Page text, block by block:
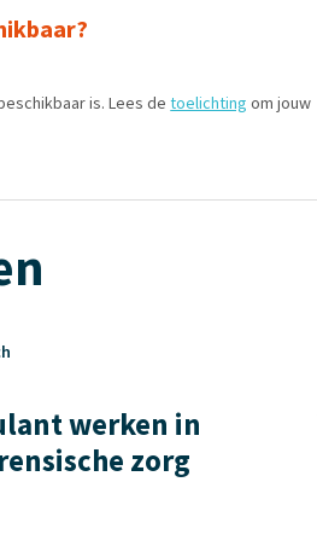
is. Lees detoelichting om jouw
werken in
zorg